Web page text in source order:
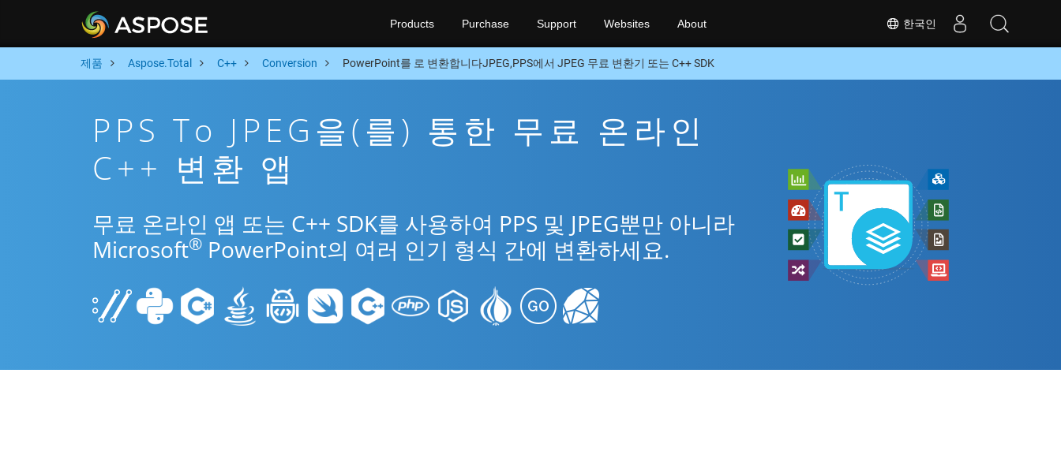
한국인
Products Purchase Support Websites About
제품 Aspose.Total C++ Conversion PowerPoint를 로 변환합니다JPEG,PPS에서 JPEG 무료 변환기 또는 C++ SDK
PPS To JPEG을(를) 통한 무료 온라인
C++ 변환 앱
무료 온라인 앱 또는 C++ SDK를 사용하여 PPS 및 JPEG뿐만 아니라
Microsoft® PowerPoint의 여러 인기 형식 간에 변환하세요.